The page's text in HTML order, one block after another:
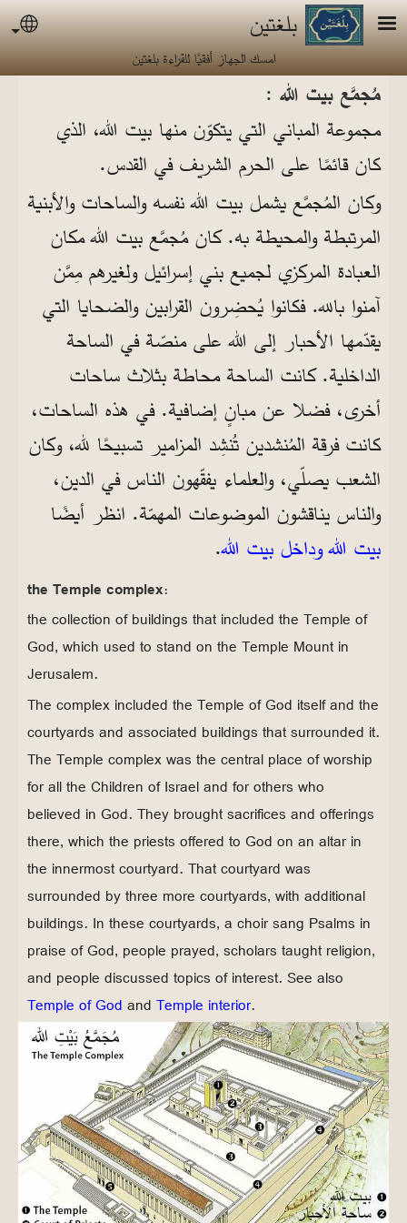
تجاوز إلى المحتوى الرئيسي
بلغتين
امسك الجهاز أفقيًا للقراءة بلغتين
مُجمَّع بيت الله :
مجموعة المباني التي يتكوّن منها بيت الله، الذي
كان قائمًا على الحرم الشريف في القدس.
وكان المُجمَّع يشمل بيت الله نفسه والساحات والأبنية
المرتبطة والمحيطة به. كان مُجمَّع بيت الله مكان
العبادة المركزي لجميع بني إسرائيل ولغيرهم مِمَّن
آمنوا بالله. فكانوا يُحضِرون القرابين والضحايا التي
يقدّمها الأحبار إلى الله على منصّة في الساحة
الداخلية. كانت الساحة محاطة بثلاث ساحات
أخرى، فضلا عن مبانٍ إضافية. في هذه الساحات،
كانت فرقة المُنشدين تُنشِد المزامير تسبيحًا لله، وكان
الشعب يصلّي، والعلماء يفقّهون الناس في الدين،
والناس يناقشون الموضوعات المهمّة. انظر أيضًا
بيت الله وداخل بيت الله.
the Temple complex:
the collection of buildings that included the Temple of
God, which used to stand on the Temple Mount in
Jerusalem.
The complex included the Temple of God itself and the
courtyards and associated buildings that surrounded it.
The Temple complex was the central place of worship
for all the Children of Israel and for others who
believed in God. They brought sacrifices and offerings
there, which the priests offered to God on an altar in
the innermost courtyard. That courtyard was
surrounded by three more courtyards, with additional
buildings. In these courtyards, a choir sang Psalms in
praise of God, people prayed, scholars taught religion,
and people discussed topics of interest. See also
Temple of God and Temple interior.